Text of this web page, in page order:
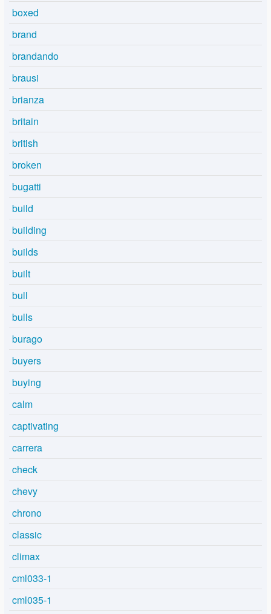
boxed
brand
brandando
brausi
brianza
britain
british
broken
bugatti
build
building
builds
built
bull
bulls
burago
buyers
buying
calm
captivating
carrera
check
chevy
chrono
classic
climax
cml033-1
cml035-1